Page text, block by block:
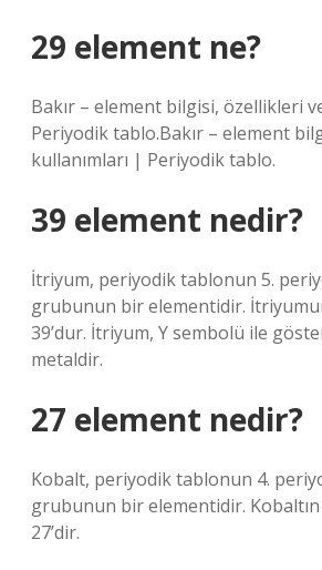
29 element ne?
Bakır – element bilgisi, özellikleri
Periyodik tablo.Bakır – element
kullanımları | Periyodik tablo.
39 element nedir?
İtriyum, periyodik tablonun 5.
grubunun bir elementidir.
39’dur. İtriyum, Y sembolü ile
metaldir.
27 element nedir?
Kobalt, periyodik tablonun 4.
grubunun bir elementidir.
27’dir.